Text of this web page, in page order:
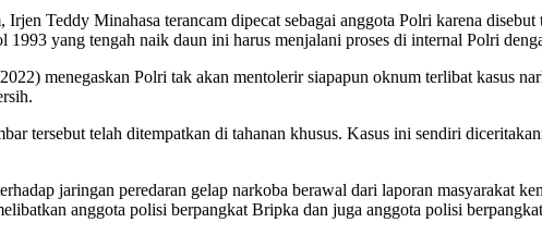
Teddy Minahasa terancam dipecat sebagai anggota Polri karena
yang tengah naik daun ini harus menjalani proses di internal Polri
menegaskan Polri tak akan mentolerir siapapun oknum terlibat kasus
tersebut telah ditempatkan di tahanan khusus. Kasus ini sendiri
jaringan peredaran gelap narkoba berawal dari laporan masyarakat
anggota polisi berpangkat Bripka dan juga anggota polisi